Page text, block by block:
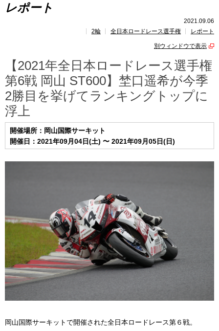
速報
ポイント ランキング
レポート
2021.09.06
2輪
全日本ロードレース選手権 レポート
別ウィンドウで表示
【2021年全日本ロードレース選手権
第6戦 岡山 ST600】埜口遥希が今季
2勝目を挙げてランキングトップに
浮上
開催場所：岡山国際サーキット
開催日：2021年09月04日(土) 〜 2021年09月05日(日)
岡山国際サーキットで開催された全日本ロードレース第６戦。